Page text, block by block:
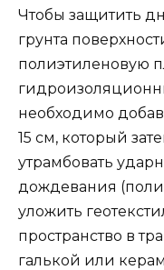
Чтобы защитить
грунта
полиэтиленовую
необходимо
15 см, который
утрамбовать
дождевания
уложить
пространство в
галькой или